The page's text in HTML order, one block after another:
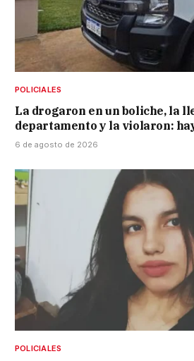
POLICIALES
La drogaron en un boliche, la
departamento y la violaron:
6 de agosto de 2026
POLICIALES